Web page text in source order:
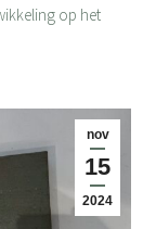
op het
nov
15
2024